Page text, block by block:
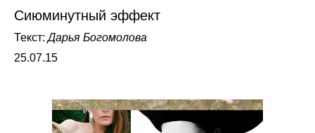
Сиюминутный эффект
Текст:Дарья Богомолова
25.07.15